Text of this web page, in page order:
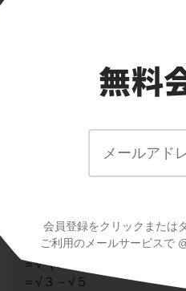
会員登録をクリックまたは
ご利用のメールサービスで
ａとｂが、「かけて１５、
√の外に出すときは必ず「
ａ＝３、ｂ＝５として、
（与式）
＝√（√３－√５）
＝√３－√５